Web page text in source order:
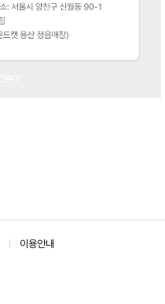
이용안내